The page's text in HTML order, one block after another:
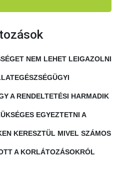
NEM LEHET LEIGAZOLNI
A RENDELTETÉSI HARMADIK
EGYEZTETNI A
KERESZTÜL MIVEL SZÁMOS
A KORLÁTOZÁSOKRÓL